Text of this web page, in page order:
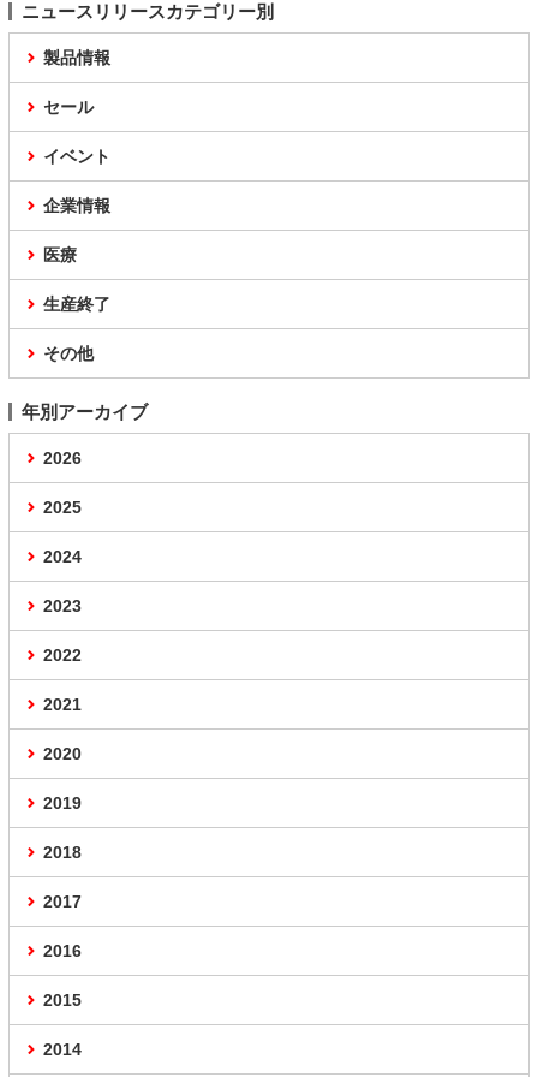
ニュースリリースカテゴリー別
製品情報
セール
イベント
企業情報
医療
生産終了
その他
年別アーカイブ
2026
2025
2024
2023
2022
2021
2020
2019
2018
2017
2016
2015
2014